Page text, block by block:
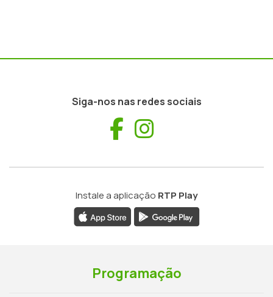
Siga-nos nas redes sociais
Facebook
Instale a aplicação RTP Play
Programação